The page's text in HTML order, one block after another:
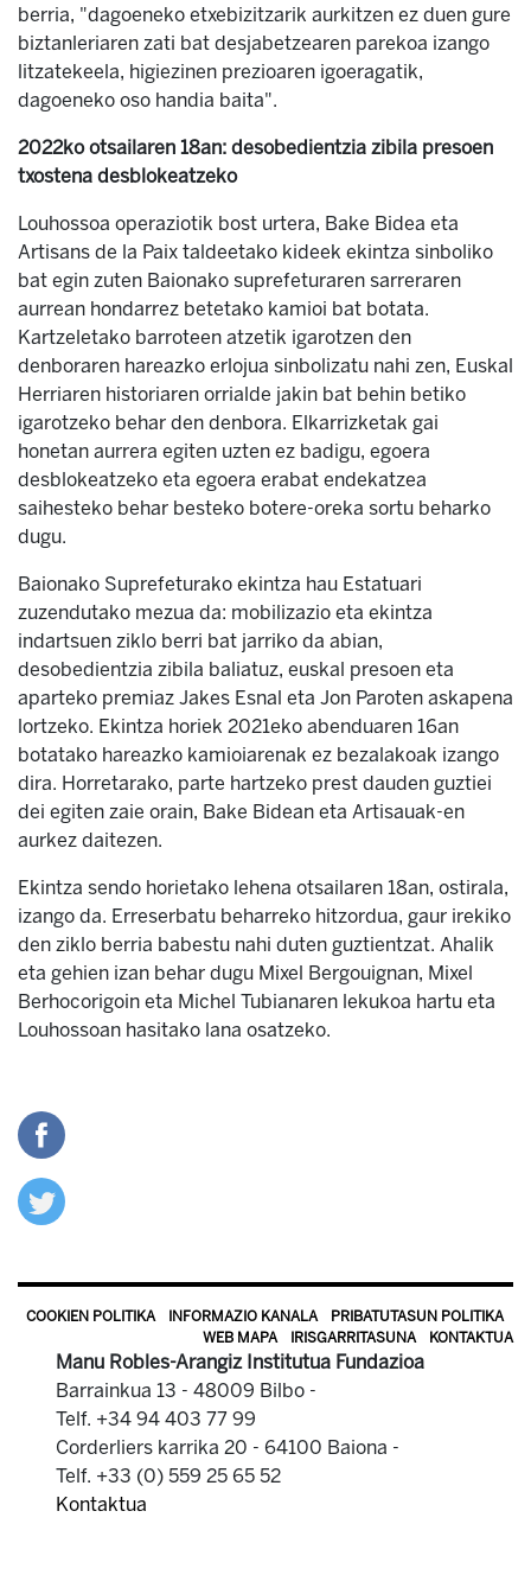
berria, "dagoeneko etxebizitzarik aurkitzen ez duen gure
biztanleriaren zati bat desjabetzearen parekoa izango
litzatekeela, higiezinen prezioaren igoeragatik,
dagoeneko oso handia baita".
2022ko otsailaren 18an: desobedientzia zibila presoen
txostena desblokeatzeko
Louhossoa operaziotik bost urtera, Bake Bidea eta
Artisans de la Paix taldeetako kideek ekintza sinboliko
bat egin zuten Baionako suprefeturaren sarreraren
aurrean hondarrez betetako kamioi bat botata.
Kartzeletako barroteen atzetik igarotzen den
denboraren hareazko erlojua sinbolizatu nahi zen, Euskal
Herriaren historiaren orrialde jakin bat behin betiko
igarotzeko behar den denbora. Elkarrizketak gai
honetan aurrera egiten uzten ez badigu, egoera
desblokeatzeko eta egoera erabat endekatzea
saihesteko behar besteko botere-oreka sortu beharko
dugu.
Baionako Suprefeturako ekintza hau Estatuari
zuzendutako mezua da: mobilizazio eta ekintza
indartsuen ziklo berri bat jarriko da abian,
desobedientzia zibila baliatuz, euskal presoen eta
aparteko premiaz Jakes Esnal eta Jon Paroten askapena
lortzeko. Ekintza horiek 2021eko abenduaren 16an
botatako hareazko kamioiarenak ez bezalakoak izango
dira. Horretarako, parte hartzeko prest dauden guztiei
dei egiten zaie orain, Bake Bidean eta Artisauak-en
aurkez daitezen.
Ekintza sendo horietako lehena otsailaren 18an, ostirala,
izango da. Erreserbatu beharreko hitzordua, gaur irekiko
den ziklo berria babestu nahi duten guztientzat. Ahalik
eta gehien izan behar dugu Mixel Bergouignan, Mixel
Berhocorigoin eta Michel Tubianaren lekukoa hartu eta
Louhossoan hasitako lana osatzeko.
COOKIEN POLITIKA INFORMAZIO KANALA
PRIBATUTASUN POLITIKA
WEB MAPA
IRISGARRITASUNA KONTAKTUA
Manu Robles-Arangiz Institutua Fundazioa
Barrainkua 13 - 48009 Bilbo -
Telf. +34 94 403 77 99
Corderliers karrika 20 - 64100 Baiona -
Telf. +33 (0) 559 25 65 52
Kontaktua